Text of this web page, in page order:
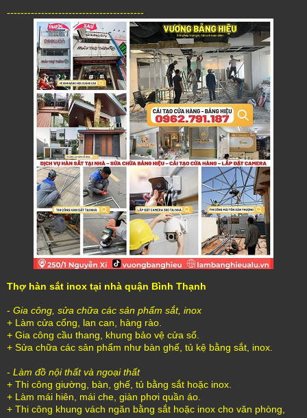
----------------------------------------
Thợ hàn sắt inox tại nhà quận Bình Thạnh
- Gia công, sửa chữa các sản phẩm sắt, inox
+ Làm cửa cổng, lan can, hàng rào.
+ Gia công cầu thang, khung bảo vệ cửa sổ.
+ Sửa chữa các sản phẩm như bàn ghế, tủ kệ bằng sắt, inox.
- Làm đồ nội thất và ngoại thất
+ Thi công giường, bàn, ghế, tủ bằng sắt hoặc inox.
+ Làm mái hiên, mái che, giàn phơi quần áo.
+ Thi công khung vách ngăn bằng sắt hoặc inox cho văn phòng,